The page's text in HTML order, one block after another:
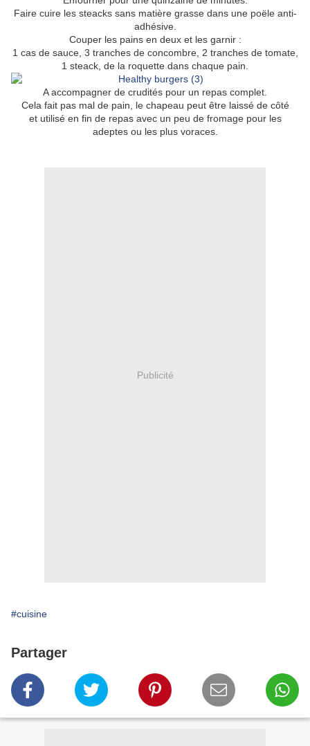
Faire cuire les steacks sans matière grasse dans une poële anti-
adhésive.
Couper les pains en deux et les garnir :
1 cas de sauce, 3 tranches de concombre, 2 tranches de tomate,
1 steack, de la roquette dans chaque pain.
A accompagner de crudités pour un repas complet.
Cela fait pas mal de pain, le chapeau peut être laissé de côté
et utilisé en fin de repas avec un peu de fromage pour les
adeptes ou les plus voraces.
Publicité
#cuisine
Partager